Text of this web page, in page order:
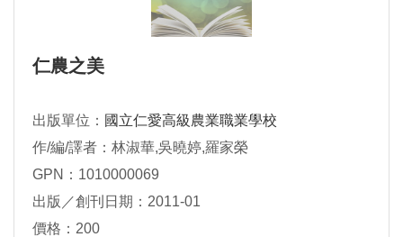
仁農之美
出版單位： 國立仁愛高級農業職業學校
作/編/譯者：林淑華,吳曉婷,羅家榮
GPN：1010000069
出版／創刊日期：2011-01
價格：200